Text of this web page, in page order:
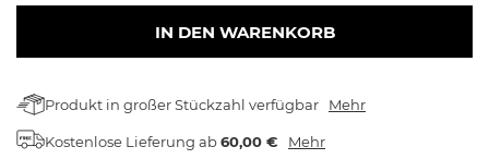
IN DEN WARENKORB
Produkt in großer Stückzahl verfügbar Mehr
Kostenlose Lieferung ab60,00 € Mehr